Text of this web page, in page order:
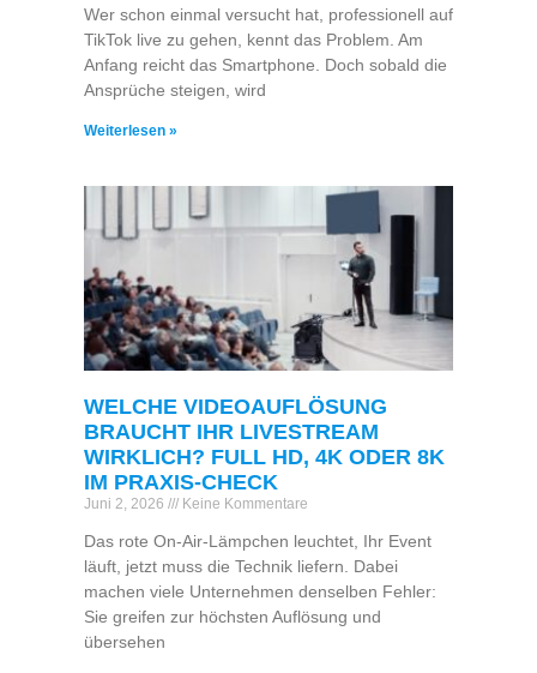
Wer schon einmal versucht hat, professionell auf
TikTok live zu gehen, kennt das Problem. Am
Anfang reicht das Smartphone. Doch sobald die
Ansprüche steigen, wird
Weiterlesen »
WELCHE VIDEOAUFLÖSUNG
BRAUCHT IHR LIVESTREAM
WIRKLICH? FULL HD, 4K ODER 8K
IM PRAXIS-CHECK
Juni 2, 2026 Keine Kommentare
Das rote On-Air-Lämpchen leuchtet, Ihr Event
läuft, jetzt muss die Technik liefern. Dabei
machen viele Unternehmen denselben Fehler:
Sie greifen zur höchsten Auflösung und
übersehen